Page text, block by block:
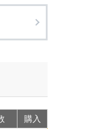
購入